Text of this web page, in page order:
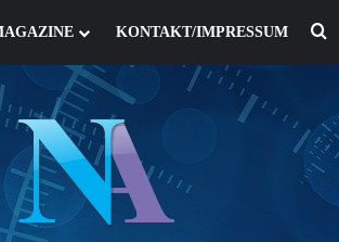
KONTAKT/IMPRESSUM